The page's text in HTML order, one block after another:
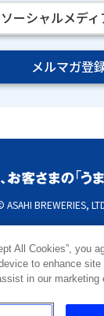
ソーシャルメデ
メルマガ登
BREWERIES,
All Cookies”, you
to enhance
in our marketing